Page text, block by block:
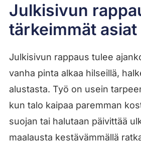
Julkisivun
tärkeimmät asiat
Julkisivun rappaus tulee
vanha pinta alkaa hilseillä,
alustasta. Työ on usein
kun talo kaipaa paremman
suojan tai halutaan päivittää
maalausta kestävämmällä